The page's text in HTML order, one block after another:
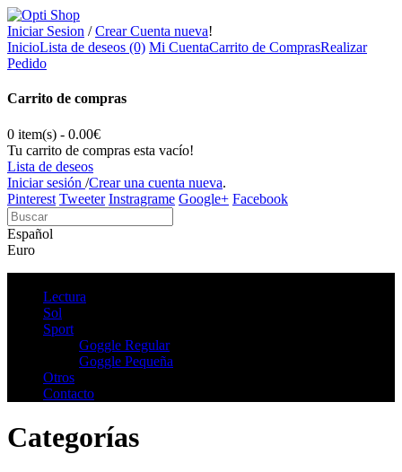
Iniciar Sesion /Crear Cuenta nueva!
InicioLista de deseos (0) Mi CuentaCarrito de ComprasRealizar
Pedido
Carrito de compras
0 item(s) - 0.00€
Tu carrito de compras esta vacío!
Lista de deseos
Iniciar sesión /Crear una cuenta nueva.
Pinterest Tweeter Instragrame Google+ Facebook
Español
Euro
Lectura
Sol
Sport
Goggle Regular
Goggle Pequeña
Otros
Contacto
Categorías